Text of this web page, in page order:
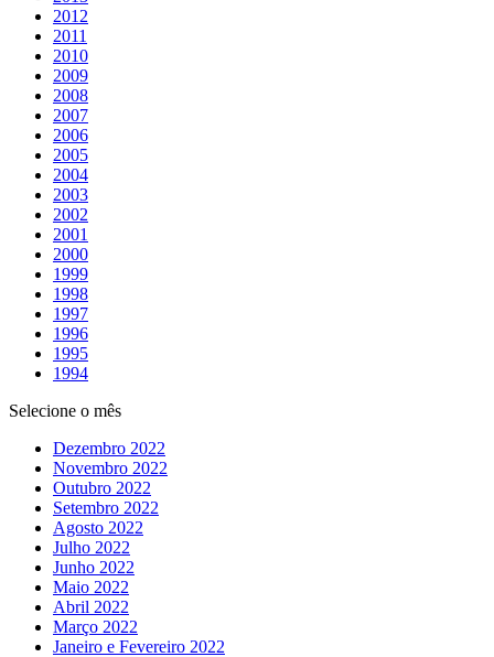
2012
2011
2010
2009
2008
2007
2006
2005
2004
2003
2002
2001
2000
1999
1998
1997
1996
1995
1994
Selecione o mês
Dezembro 2022
Novembro 2022
Outubro 2022
Setembro 2022
Agosto 2022
Julho 2022
Junho 2022
Maio 2022
Abril 2022
Março 2022
Janeiro e Fevereiro 2022